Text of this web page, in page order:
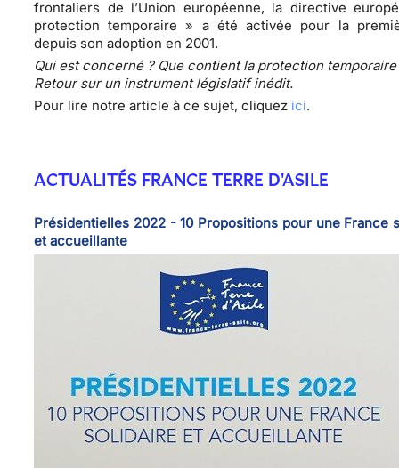
frontaliers de l’Union européenne, la directive
protection temporaire » a été activée pour la
depuis son adoption en 2001.
Qui est concerné ? Que contient la protection temporaire
Retour sur un instrument législatif inédit.
Pour lire notre article à ce sujet, cliquez ici.
ACTUALITÉS FRANCE TERRE D'ASILE
Présidentielles 2022 - 10 Propositions pour une France
et accueillante